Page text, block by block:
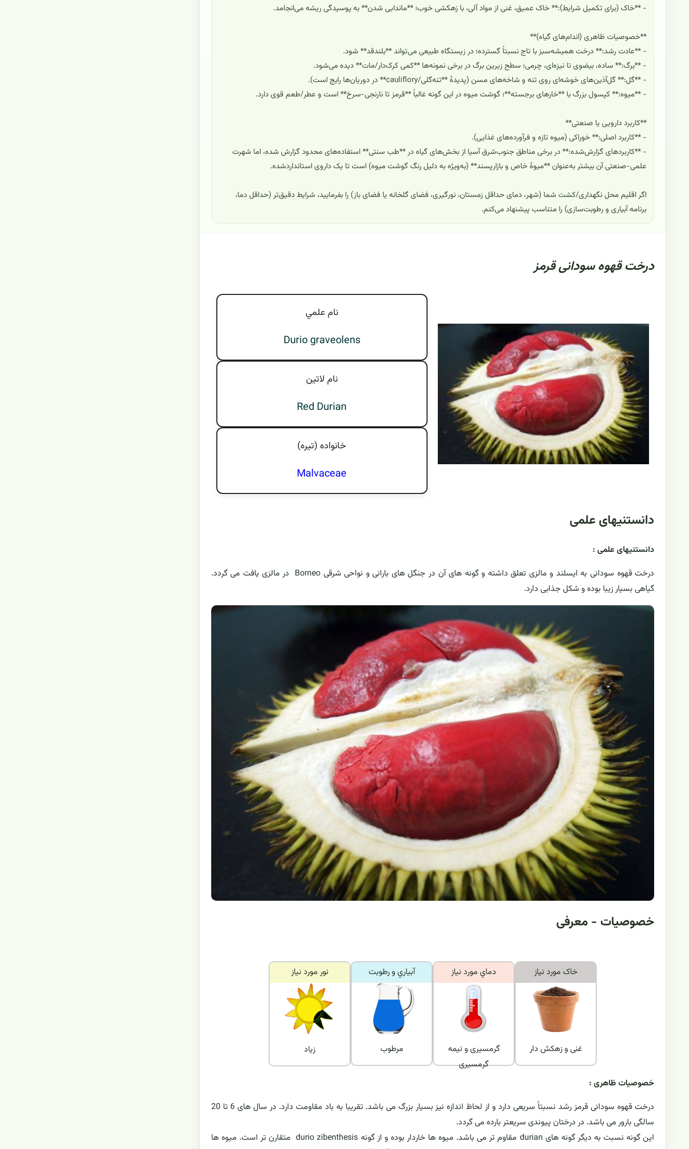
- **خاک (برای تکمیل شرایط):** خاک عمیق، غنی از مواد آلی، با زهکشی خوب؛ **ماندابی شدن** به پوسیدگی ریشه می‌انجامد.
**خصوصیات ظاهری (اندام‌های گیاه)**
- **عادت رشد:** درخت همیشه‌سبز با تاج نسبتاً گسترده؛ در زیستگاه طبیعی می‌تواند **بلندقد** شود.
- **برگ:** ساده، بیضوی تا نیزه‌ای، چرمی؛ سطح زیرین برگ در برخی نمونه‌ها **کمی کرک‌دار/مات** دیده می‌شود.
- **گل:** گل‌آذین‌های خوشه‌ای روی تنه و شاخه‌های مسن (پدیدهٔ **تنه‌گلی/cauliflory** در دوریان‌ها رایج است).
- **میوه:** کپسول بزرگ با **خارهای برجسته**؛ گوشت میوه در این گونه غالباً **قرمز تا نارنجی-سرخ** است و عطر/طعم قوی دارد.
**کاربرد دارویی یا صنعتی**
- **کاربرد اصلی:** خوراکی (میوه تازه و فرآورده‌های غذایی).
- **کاربردهای گزارش‌شده:** در برخی مناطق جنوب‌شرق آسیا از بخش‌های گیاه در **طب سنتی** استفاده‌های محدود گزارش شده، اما شهرت
علمی-صنعتی آن بیشتر به‌عنوان **میوهٔ خاص و بازارپسند** (به‌ویژه به دلیل رنگ گوشت میوه) است تا یک داروی استانداردشده.
اگر اقلیم محل نگهداری/کشت شما (شهر، دمای حداقل زمستان، نورگیری، فضای گلخانه یا فضای باز) را بفرمایید، شرایط دقیق‌تر (حداقل دما،
برنامه آبیاری و رطوبت‌سازی) را متناسب پیشنهاد می‌کنم.
درخت قهوه سودانی قرمز
نام علمي
Durio graveolens
نام لاتين
Red Durian
خانواده (تيره)
Malvaceae
دانستنیهای علمی
دانستنیهای علمی :
درخت قهوه سودانی به ایسلند و مالزی تعلق داشته و گونه های آن در جنگل های بارانی و نواحی شرقی Borneo در مالزی یافت می گردد.
گیاهی بسیار زیبا بوده و شکل جذابی دارد.
خصوصیات - معرفی
نور مورد نياز
زیاد
آبياري و رطوبت
مرطوب
دماي مورد نياز
گرمسیری و نیمه
گرمسیری
خاک مورد نياز
غنی و زهکش دار
خصوصیات ظاهری :
درخت قهوه سودانی قرمز رشد نسبتاً سریعی دارد و از لحاظ اندازه نیز بسیار بزرگ می باشد. تقریبا به باد مقاومت دارد. در سال های 6 تا 20
سالگی بارور می باشد. در درختان پیوندی سریعتر بارده می گردد.
این گونه نسبت به دیگر گونه های durian مقاوم تر می باشد. میوه ها خاردار بوده و از گونه durio zibenthesis متقارن تر است. میوه ها